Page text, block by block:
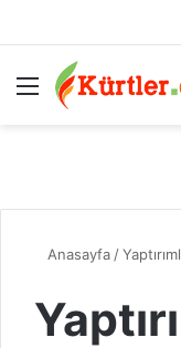
Menü
Anasayfa /